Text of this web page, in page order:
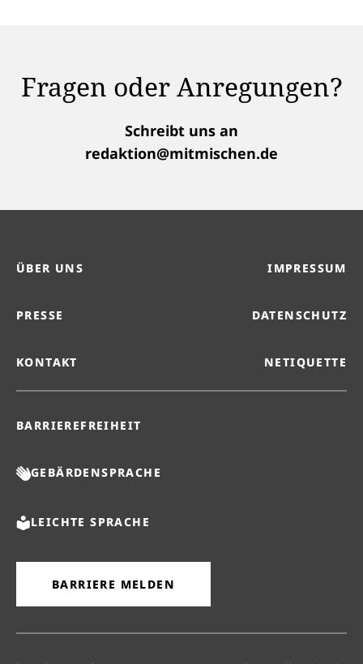
Fragen oder Anregungen?
Schreibt uns an
redaktion@mitmischen.de
ÜBER UNS IMPRESSUM
PRESSE DATENSCHUTZ
KONTAKT NETIQUETTE
BARRIEREFREIHEIT
GEBÄRDENSPRACHE
LEICHTE SPRACHE
BARRIERE MELDEN